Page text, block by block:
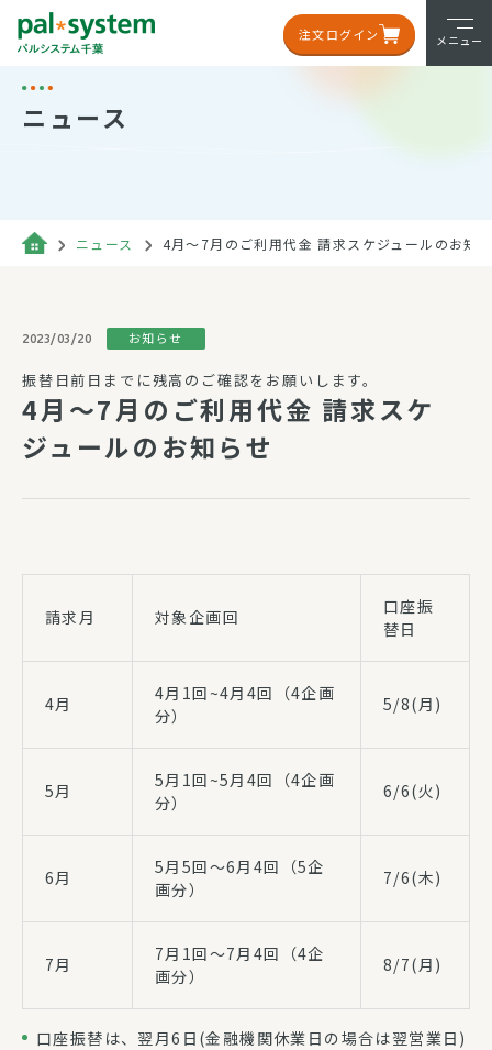
注文ログイン メニュー
ニュース
ニュース 4月～7月のご利用代金 請求スケジュールのお知
2023/03/20 お知らせ
振替日前日までに残高のご確認をお願いします。
4月～7月のご利用代金 請求スケ
ジュールのお知らせ
請求月 対象企画回
口座振
替日
4月
4月1回~4月4回（4企画
分）
5/8(月)
5月
5月1回~5月4回（4企画
分）
6/6(火)
6月
5月5回～6月4回（5企
画分）
7/6(木)
7月
7月1回～7月4回（4企
画分）
8/7(月)
口座振替は、翌月6日(金融機関休業日の場合は翌営業日)